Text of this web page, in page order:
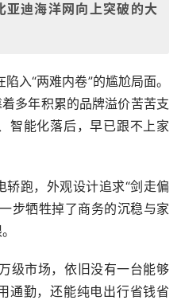
迪海洋网向上突破的大
入“两难内卷”的尴尬局面。
多年积累的品牌溢价苦苦支
智能化落后，早已跟不上家
跑，外观设计追求“剑走偏
步牺牲掉了商务的沉稳与家
级市场，依旧没有一台能够
通勤，还能纯电出行省钱省